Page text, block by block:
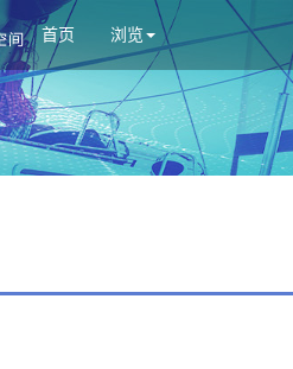
首页 浏览